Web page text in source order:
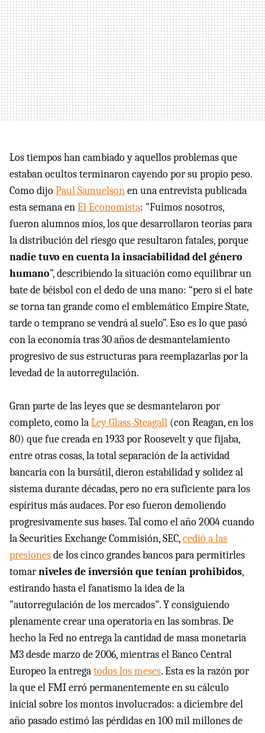
Los tiempos han cambiado y aquellos problemas que
estaban ocultos terminaron cayendo por su propio peso.
Como dijoPaul Samuelsonen una entrevista publicada
esta semana enEl Economista: "Fuimos nosotros,
fueron alumnos míos, los que desarrollaron teorías para
la distribución del riesgo que resultaron fatales, porque
nadie tuvo en cuenta la insaciabilidad del género
humano”, describiendo la situación como equilibrar un
bate de béisbol con el dedo de una mano: “pero si el bate
se torna tan grande como el emblemático Empire State,
tarde o temprano se vendrá al suelo”. Eso es lo que pasó
con la economía tras 30 años de desmantelamiento
progresivo de sus estructuras para reemplazarlas por la
levedad de la autorregulación.
Gran parte de las leyes que se desmantelaron por
completo, como laLey Glass-Steagall (con Reagan, en los
80) que fue creada en 1933 por Roosevelt y que fijaba,
entre otras cosas, la total separación de la actividad
bancaria con la bursátil, dieron estabilidad y solidez al
sistema durante décadas, pero no era suficiente para los
espíritus más audaces. Por eso fueron demoliendo
progresivamente sus bases. Tal como el año 2004 cuando
la Securities Exchange Commisión, SEC,cedió a las
presionesde los cinco grandes bancos para permitirles
tomarniveles de inversión que tenían prohibidos,
estirando hasta el fanatismo la idea de la
"autorregulación de los mercados". Y consiguiendo
plenamente crear una operatoria en las sombras. De
hecho la Fed no entrega la cantidad de masa monetaria
M3 desde marzo de 2006, mientras el Banco Central
Europeo la entregatodos los meses. Esta es la razón por
la que el FMI erró permanentemente en su cálculo
inicial sobre los montos involucrados: a diciembre del
año pasado estimó las pérdidas en 100 mil millones de